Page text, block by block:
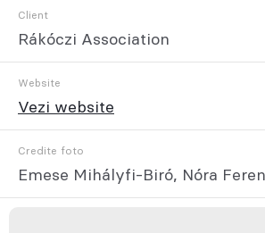
Client
Rákóczi Association
Website
Vezi website
Credite foto
Emese Mihályfi-Biró, Nóra